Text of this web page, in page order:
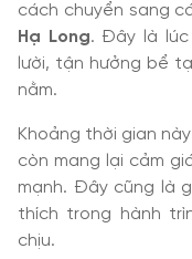
cách chuyển sang
Hạ Long. Đây là
lười, tận hưởng bể
nằm.
Khoảng thời gian
còn mang lại cảm
mạnh. Đây cũng là
thích trong hành
chịu.